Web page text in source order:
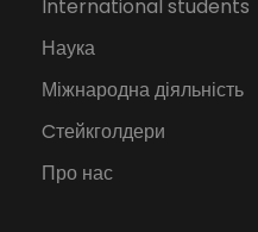
International students
Наука
Міжнародна діяльність
Cтейкголдери
Про нас